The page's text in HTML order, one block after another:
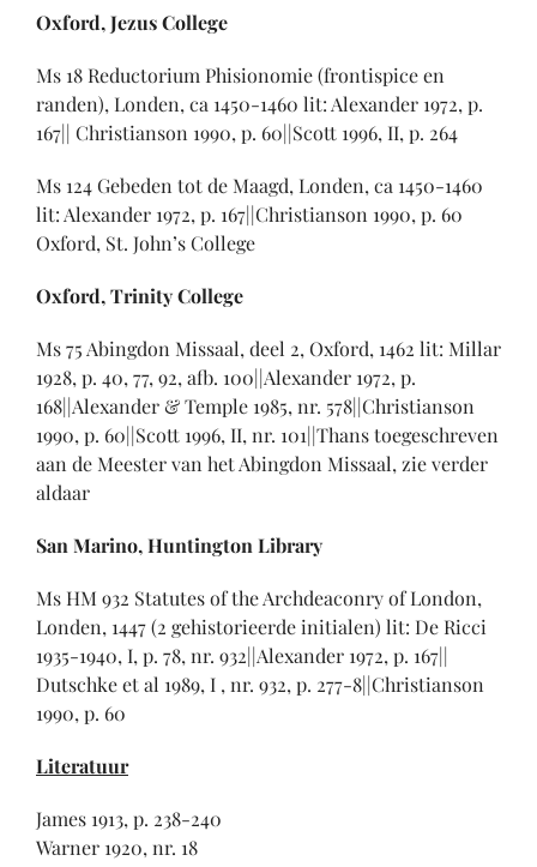
Oxford, Jezus College
Ms 18 Reductorium Phisionomie (frontispice en
randen), Londen, ca 1450-1460 lit: Alexander 1972, p.
167|| Christianson 1990, p. 60||Scott 1996, II, p. 264
Ms 124 Gebeden tot de Maagd, Londen, ca 1450-1460
lit: Alexander 1972, p. 167||Christianson 1990, p. 60
Oxford, St. John’s College
Oxford, Trinity College
Ms 75 Abingdon Missaal, deel 2, Oxford, 1462 lit: Millar
1928, p. 40, 77, 92, afb. 100||Alexander 1972, p.
168||Alexander & Temple 1985, nr. 578||Christianson
1990, p. 60||Scott 1996, II, nr. 101||Thans toegeschreven
aan de Meester van het Abingdon Missaal, zie verder
aldaar
San Marino, Huntington Library
Ms HM 932 Statutes of the Archdeaconry of London,
Londen, 1447 (2 gehistorieerde initialen) lit: De Ricci
1935-1940, I, p. 78, nr. 932||Alexander 1972, p. 167||
Dutschke et al 1989, I , nr. 932, p. 277-8||Christianson
1990, p. 60
Literatuur
James 1913, p. 238-240
Warner 1920, nr. 18